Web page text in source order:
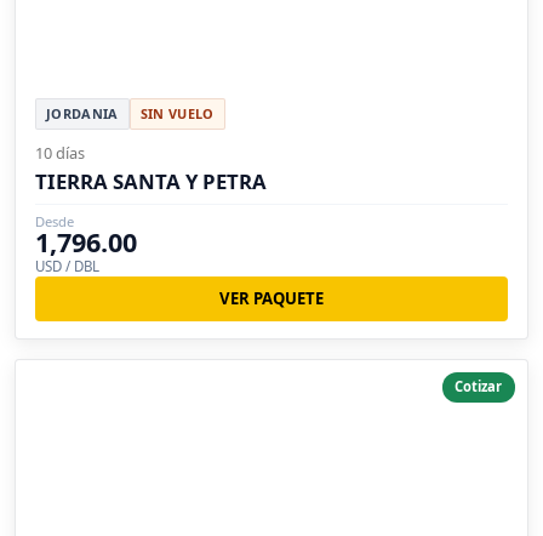
JORDANIA SIN VUELO
10 días
TIERRA SANTA Y PETRA
Desde
1,796.00
USD / DBL
VER PAQUETE
Cotizar